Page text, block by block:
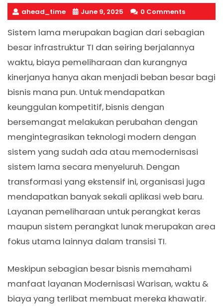
ahead_time June 9, 2025 0 Comments
Sistem lama merupakan bagian dari sebagian
besar infrastruktur TI dan seiring berjalannya
waktu, biaya pemeliharaan dan kurangnya
kinerjanya hanya akan menjadi beban besar bagi
bisnis mana pun. Untuk mendapatkan
keunggulan kompetitif, bisnis dengan
bersemangat melakukan perubahan dengan
mengintegrasikan teknologi modern dengan
sistem yang sudah ada atau memodernisasi
sistem lama secara menyeluruh. Dengan
transformasi yang ekstensif ini, organisasi juga
mendapatkan banyak sekali aplikasi web baru.
Layanan pemeliharaan untuk perangkat keras
maupun sistem perangkat lunak merupakan area
fokus utama lainnya dalam transisi TI.
Meskipun sebagian besar bisnis memahami
manfaat layanan Modernisasi Warisan, waktu &
biaya yang terlibat membuat mereka khawatir.